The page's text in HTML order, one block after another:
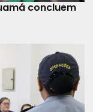
concluem